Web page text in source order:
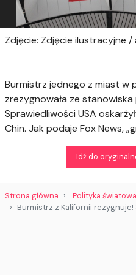
Zdjęcie: Zdjęcie ilustracyjne
Burmistrz jednego z miast w
zrezygnowała ze
Sprawiedliwości USA
Chin. Jak podaje Fox News,
Idź do
Strona główna
Polityka światowa
Burmistrz z Kalifornii rezygnuje!